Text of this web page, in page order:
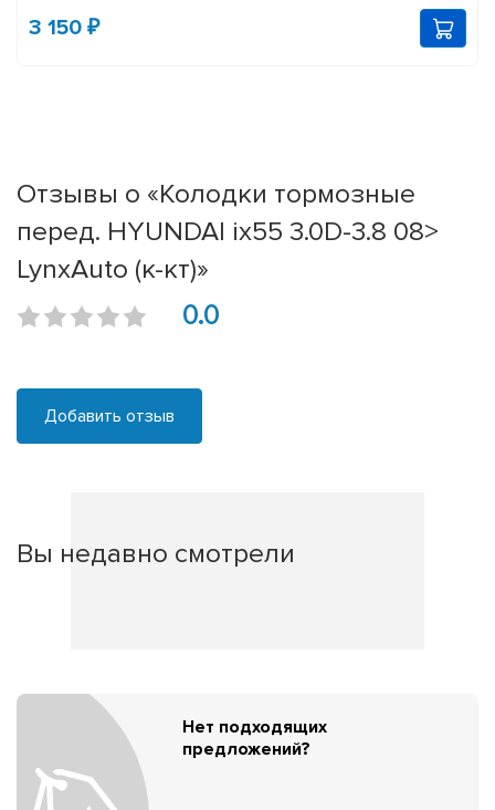
3 150 ₽
Отзывы о «Колодки тормозные
перед. HYUNDAI ix55 3.0D-3.8 08>
LynxAuto (к-кт)»
0.0
Добавить отзыв
Вы недавно смотрели
Нет подходящих
предложений?